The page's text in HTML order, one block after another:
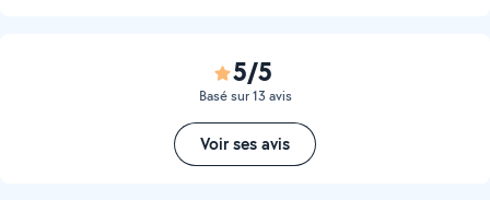
5/5
Basé sur 13 avis
Voir ses avis